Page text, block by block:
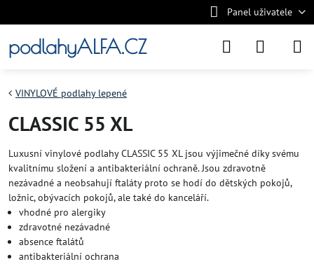
Panel uživatele
podlahyALFA.CZ
VINYLOVÉ podlahy lepené
CLASSIC 55 XL
Luxusní vinylové podlahy CLASSIC 55 XL jsou výjimečné díky svému
kvalitnímu složení a antibakteriální ochraně. Jsou zdravotně
nezávadné a neobsahují ftaláty proto se hodí do dětských pokojů,
ložnic, obývacích pokojů, ale také do kanceláří.
vhodné pro alergiky
zdravotné nezávadné
absence ftalátů
antibakteriální ochrana